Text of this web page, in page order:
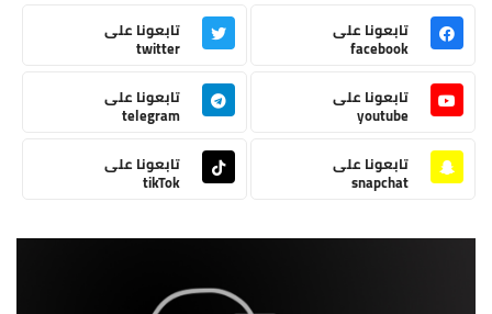
تابعونا على
facebook
تابعونا على
twitter
تابعونا على
youtube
تابعونا على
telegram
تابعونا على
snapchat
تابعونا على
tikTok